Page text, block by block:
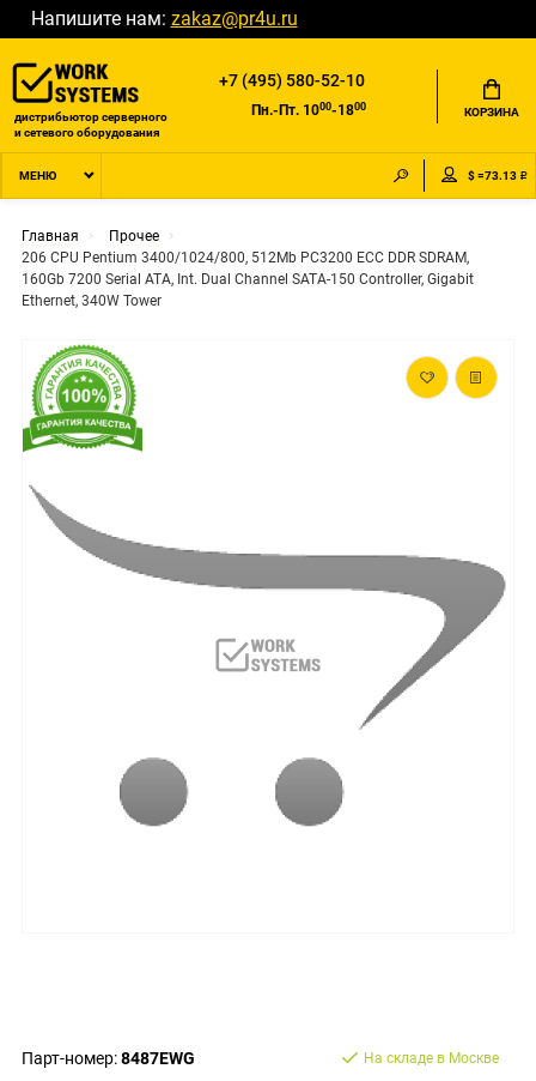
Напишите нам: zakaz@pr4u.ru
дистрибьютор серверного
и сетевого оборудования
+7 (495) 580-52-10
Пн.-Пт. 1000-1800 КОРЗИНА
МЕНЮ $ =73.13 ₽
Главная
Прочее
206 CPU Pentium 3400/1024/800, 512Mb PC3200 ECC DDR SDRAM,
160Gb 7200 Serial ATA, Int. Dual Channel SATA-150 Controller, Gigabit
Ethernet, 340W Tower
Парт-номер:8487EWG На складе в Москве